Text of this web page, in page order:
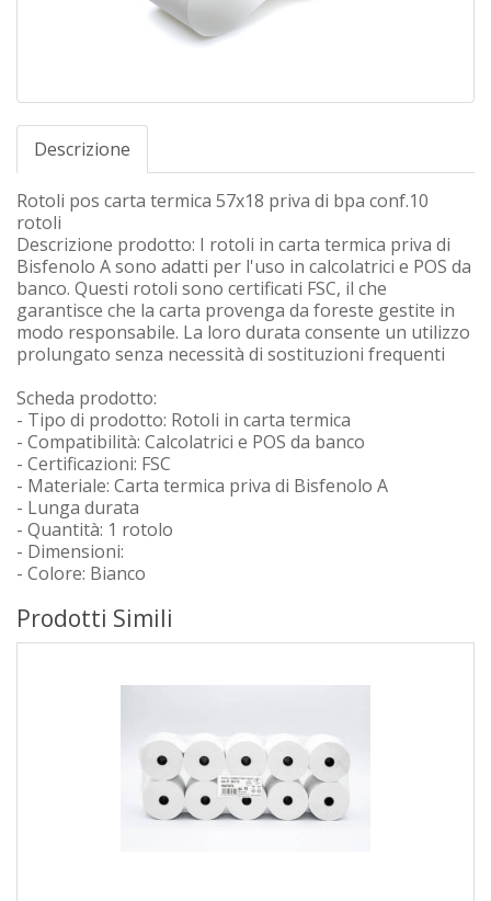
Descrizione
Rotoli pos carta termica 57x18 priva di bpa conf.10
rotoli
Descrizione prodotto: I rotoli in carta termica priva di
Bisfenolo A sono adatti per l'uso in calcolatrici e POS da
banco. Questi rotoli sono certificati FSC, il che
garantisce che la carta provenga da foreste gestite in
modo responsabile. La loro durata consente un utilizzo
prolungato senza necessità di sostituzioni frequenti
Scheda prodotto:
- Tipo di prodotto: Rotoli in carta termica
- Compatibilità: Calcolatrici e POS da banco
- Certificazioni: FSC
- Materiale: Carta termica priva di Bisfenolo A
- Lunga durata
- Quantità: 1 rotolo
- Dimensioni:
- Colore: Bianco
Prodotti Simili